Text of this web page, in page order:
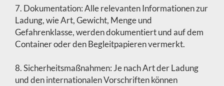
7. Dokumentation: Alle relevanten Informationen zur
Ladung, wie Art, Gewicht, Menge und
Gefahrenklasse, werden dokumentiert und auf dem
Container oder den Begleitpapieren vermerkt.
8. Sicherheitsmaßnahmen: Je nach Art der Ladung
und den internationalen Vorschriften können